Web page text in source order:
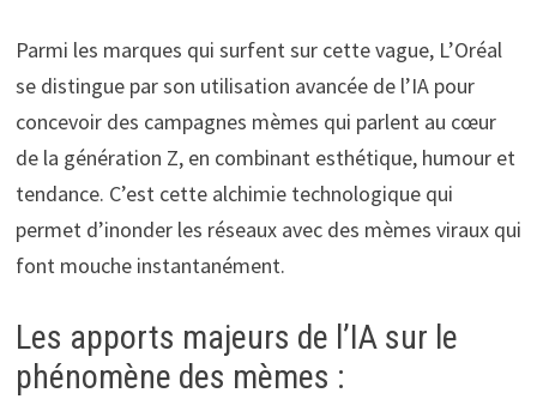
Parmi les marques qui surfent sur cette vague, L’Oréal
se distingue par son utilisation avancée de l’IA pour
concevoir des campagnes mèmes qui parlent au cœur
de la génération Z, en combinant esthétique, humour et
tendance. C’est cette alchimie technologique qui
permet d’inonder les réseaux avec des mèmes viraux qui
font mouche instantanément.
Les apports majeurs de l’IA sur le
phénomène des mèmes :